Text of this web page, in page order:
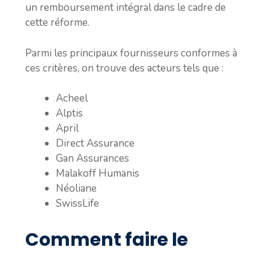
un remboursement intégral dans le cadre de
cette réforme.
Parmi les principaux fournisseurs conformes à
ces critères, on trouve des acteurs tels que :
Acheel
Alptis
April
Direct Assurance
Gan Assurances
Malakoff Humanis
Néoliane
SwissLife
Comment faire le